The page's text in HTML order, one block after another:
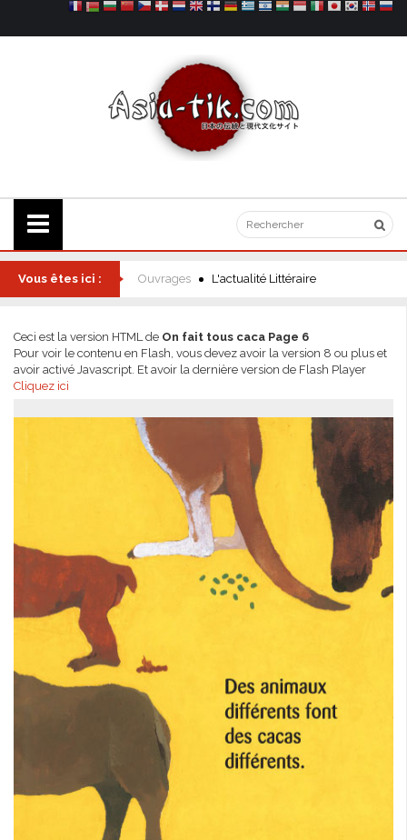
Vous êtes ici : Ouvrages L'actualité Littéraire
Ceci est la version HTML de On fait tous caca Page 6
Pour voir le contenu en Flash, vous devez avoir la version 8 ou plus et
avoir activé Javascript. Et avoir la dernière version de Flash Player
Cliquez ici